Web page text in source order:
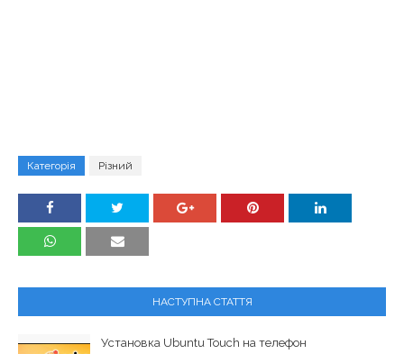
Категорія Різний
НАСТУПНА СТАТТЯ
Установка Ubuntu Touch на телефон